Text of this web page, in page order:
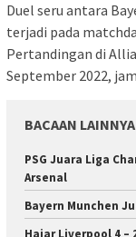
Duel seru antara
terjadi pada
Pertandingan di
September 2022,
BACAAN LAINNYA
PSG Juara Liga
Arsenal
Bayern Munchen